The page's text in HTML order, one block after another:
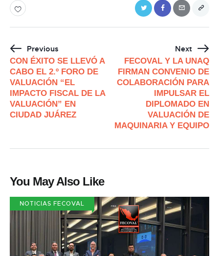
Previous
CON ÉXITO SE LLEVÓ A
CABO EL 2.º FORO DE
VALUACIÓN “EL
IMPACTO FISCAL DE LA
VALUACIÓN” EN
CIUDAD JUÁREZ
Next
FECOVAL Y LA UNAQ
FIRMAN CONVENIO DE
COLABORACIÓN PARA
IMPULSAR EL
DIPLOMADO EN
VALUACIÓN DE
MAQUINARIA Y EQUIPO
You May Also Like
NOTICIAS FECOVAL